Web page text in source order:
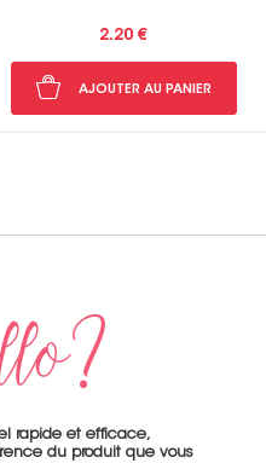
2.20 €
AJOUTER AU PANIER
rapide et efficace,
du produit que vous